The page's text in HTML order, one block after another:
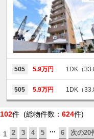
505 5.9万円 1DK（
505 5.9万円 1DK（
102件 (総物件数： 624件)
1 2 3 4 5 ... 6 次の20